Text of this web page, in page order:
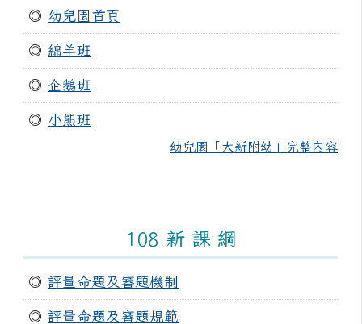
◎ 幼兒園首頁
◎ 綿羊班
◎ 企鵝班
◎ 小熊班
幼兒園「大新附幼」完整內容
108 新 課 綱
◎ 評量命題及審題機制
◎ 評量命題及審題規範